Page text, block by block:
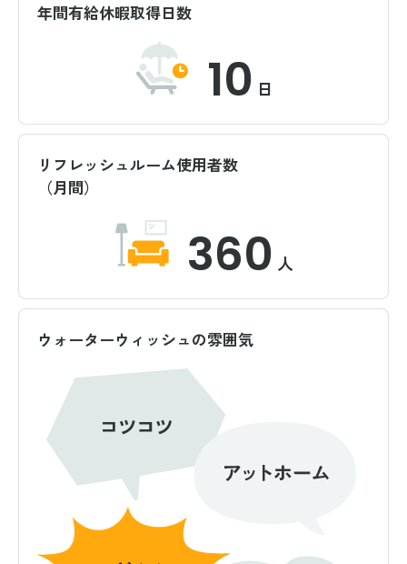
年間有給休暇取得日数
10 日
リフレッシュルーム使用者数
（月間）
360 人
ウォーターウィッシュの雰囲気